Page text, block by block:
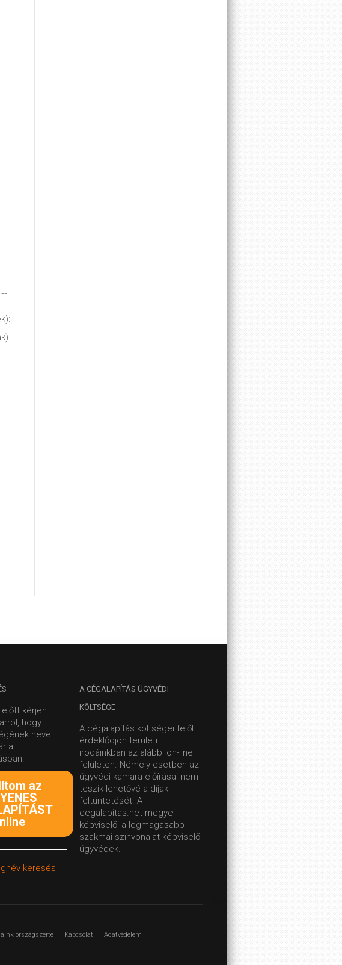
kérjen
hogy
neve
a
az
keresés
A CÉGALAPÍTÁS ÜGYVÉDI
KÖLTSÉGE
A cégalapítás költségei felől
érdeklődjön területi
irodáinkban az alábbi on-line
felületen. Némely esetben az
ügyvédi kamara előírásai nem
teszik lehetővé a díjak
feltüntetését. A
cegalapitas.net megyei
képviselői a legmagasabb
szakmai színvonalat képviselő
ügyvédek.
országszerte Kapcsolat
Adatvédelem